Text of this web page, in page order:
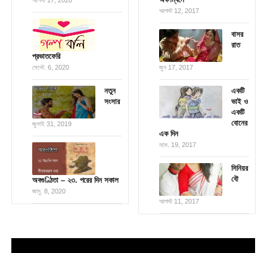
প্রভাতফেরি
সেপ্টে. 6, 2020
নতুন
সংসার
জুলাই 31, 2019
অবগুণ্ঠিতা – ২৩. পরের দিন সকাল
জানু. 8, 2020
আগস্ট 12, 2017
বাসর
রাত
জুন 17, 2017
একটি
ভাই ও
একটি
বোনের
এক দিন
নভে. 19, 2017
সিনিয়র
বৌ
আগস্ট 11, 2017